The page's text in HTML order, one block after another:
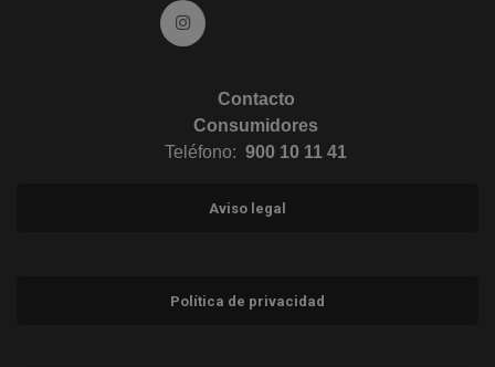
Ir a Instagram (abre en ventana nueva)
Contacto
Consumidores
Teléfono: 900 10 11 41
Aviso legal
Política de privacidad